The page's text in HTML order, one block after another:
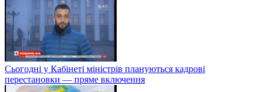
Сьогодні у Кабінеті міністрів плануються кадрові
перестановки — пряме включення